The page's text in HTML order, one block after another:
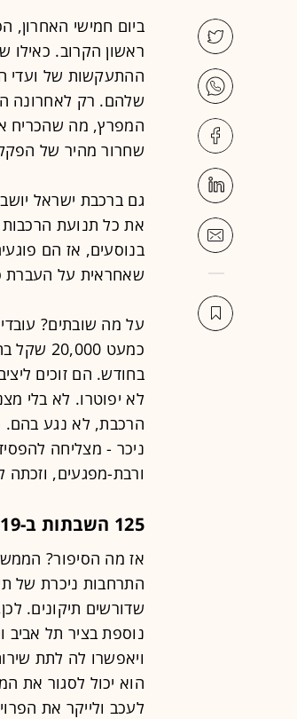
ביום חמישי האחרון,
ראשון הקרוב.
ההתעקשות של ועדי
המפרץ, מה שהכריח
שחרור מהיר של הפקק
גם ברכבת ישראל
את כל תנועת
בנוסעים, אז הם
שאחראית על העברת
על מה שובתים?
בחודש. הם זוכים
לא יפוטרו. לא בלי
הרכבת, לא נגע בהם.
ניכר - מצליחה
ורבת-מפגעים, וזכתה
125 השבתות ב-2019 לבדה
אז מה הסיפור?
התרחבות ניכרת של
שדורשים תיקונים.
נוספת בציר תל
ויאפשרו לה לתת
הוא יכול לסגור את
לעכב ולייקר את